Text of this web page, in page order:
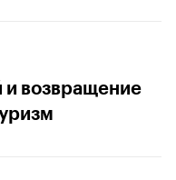
и возвращение